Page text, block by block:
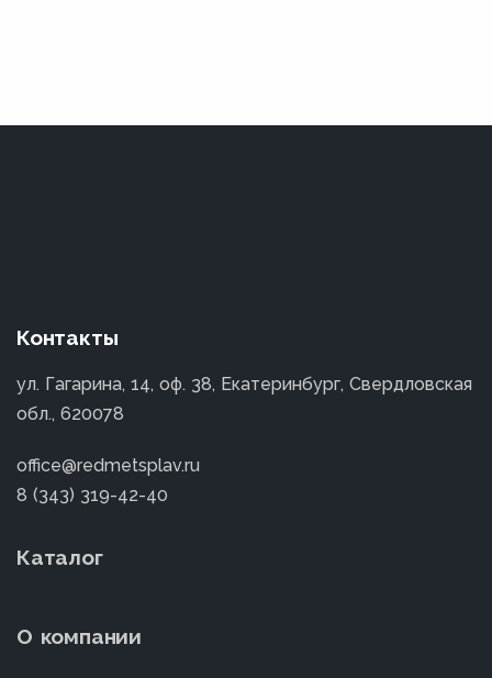
Контакты
ул. Гагарина, 14, оф. 38, Екатеринбург, Свердловская
обл., 620078
office@redmetsplav.ru
8 (343) 319-42-40
Каталог
О компании